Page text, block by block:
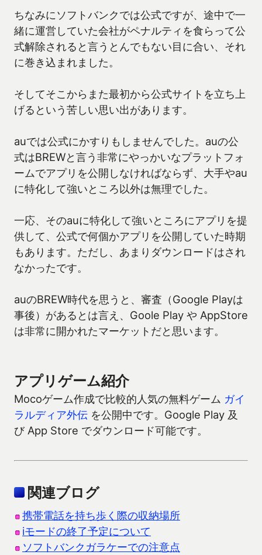
ちなみにソフトバンクでは公式ですが、途中で一
緒に運営していた会社がペナルティを食らって公
式解除されると言うとんでもない目に合い、それ
に巻き込まれました。
そしてそこからまた最初から公式サイトを立ち上
げるという苦しい思い出があります。
auでは公式にかすりもしませんでした。auの公
式はBREWと言う非常にやっかいなプラットフォ
ームでアプリを公開しなければならず、大手やau
に特化して強いところ以外は無理でした。
一応、そのauに特化して強いところにアプリを提
供して、公式で何個かアプリを公開していた時期
もあります。ただし、あまりダウンロードはされ
なかったです。
auのBREW時代を思うと、審査（Google Playは
事後）があるとは言え、Goole Play や AppStore
は非常に開かれたマーケットだと思います。
アプリゲーム紹介
Mocoゲーム作成で比較的人気の無料ゲーム ガイ
ラルディア外伝 を公開中です。Google Play 及
び App Store でダウンロード可能です。
関連ブログ
携帯電話を持ち歩く際の収納場所
iモードの終了予定について
ソフトバンクガラケーでの注意点